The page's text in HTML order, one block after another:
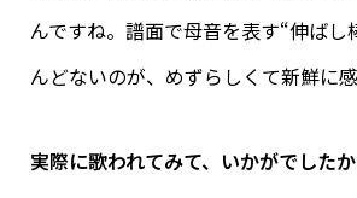
んですね。譜面で母音を表す“伸ばし
んどないのが、めずらしくて新鮮に感
実際に歌われてみて、いかがでしたか